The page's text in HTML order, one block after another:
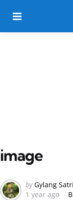
image
Posted
by
by Gylang
1 year ago